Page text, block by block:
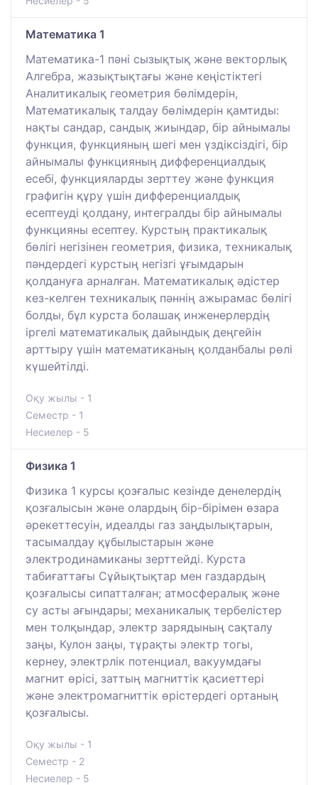
Математика 1
Математика-1 пәні сызықтық және векторлық
Алгебра, жазықтықтағы және кеңістіктегі
Аналитикалық геометрия бөлімдерін,
Математикалық талдау бөлімдерін қамтиды:
нақты сандар, сандық жиындар, бір айнымалы
функция, функцияның шегі мен үздіксіздігі, бір
айнымалы функцияның дифференциалдық
есебі, функцияларды зерттеу және функция
графигін құру үшін дифференциалдық
есептеуді қолдану, интегралды бір айнымалы
функцияны есептеу. Курстың практикалық
бөлігі негізінен геометрия, физика, техникалық
пәндердегі курстың негізгі ұғымдарын
қолдануға арналған. Математикалық әдістер
кез-келген техникалық пәннің ажырамас бөлігі
болды, бұл курста болашақ инженерлердің
іргелі математикалық дайындық деңгейін
арттыру үшін математиканың қолданбалы рөлі
күшейтілді.
Оқу жылы - 1
Семестр - 1
Несиелер - 5
Физика 1
Физика 1 курсы қозғалыс кезінде денелердің
қозғалысын және олардың бір-бірімен өзара
әрекеттесуін, идеалды газ заңдылықтарын,
тасымалдау құбылыстарын және
электродинамиканы зерттейді. Курста
табиғаттағы Сұйықтықтар мен газдардың
қозғалысы сипатталған; атмосфералық және
су асты ағындары; механикалық тербелістер
мен толқындар, электр зарядының сақталу
заңы, Кулон заңы, тұрақты электр тогы,
кернеу, электрлік потенциал, вакуумдағы
магнит өрісі, заттың магниттік қасиеттері
және электромагниттік өрістердегі ортаның
қозғалысы.
Оқу жылы - 1
Семестр - 2
Несиелер - 5